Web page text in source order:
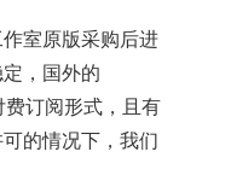
室原版采购后进
，国外的
订阅形式，且有
的情况下，我们